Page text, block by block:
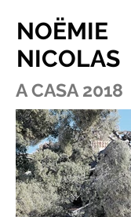
NOËMIE
NICOLAS
A CASA 2018